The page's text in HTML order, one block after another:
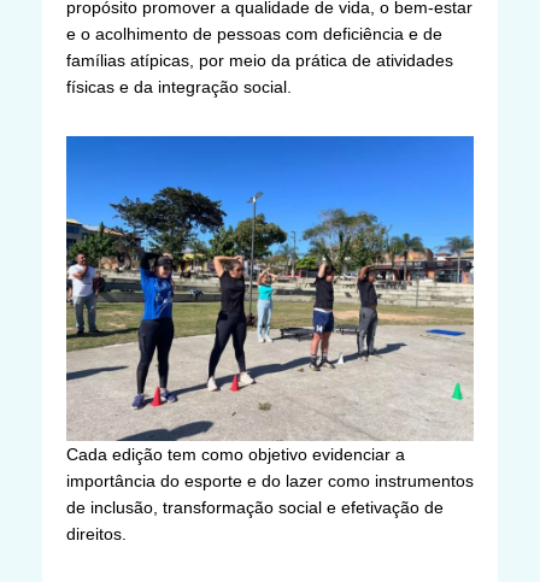
propósito promover a qualidade de vida, o bem-estar
e o acolhimento de pessoas com deficiência e de
famílias atípicas, por meio da prática de atividades
físicas e da integração social.
Cada edição tem como objetivo evidenciar a
importância do esporte e do lazer como instrumentos
de inclusão, transformação social e efetivação de
direitos.